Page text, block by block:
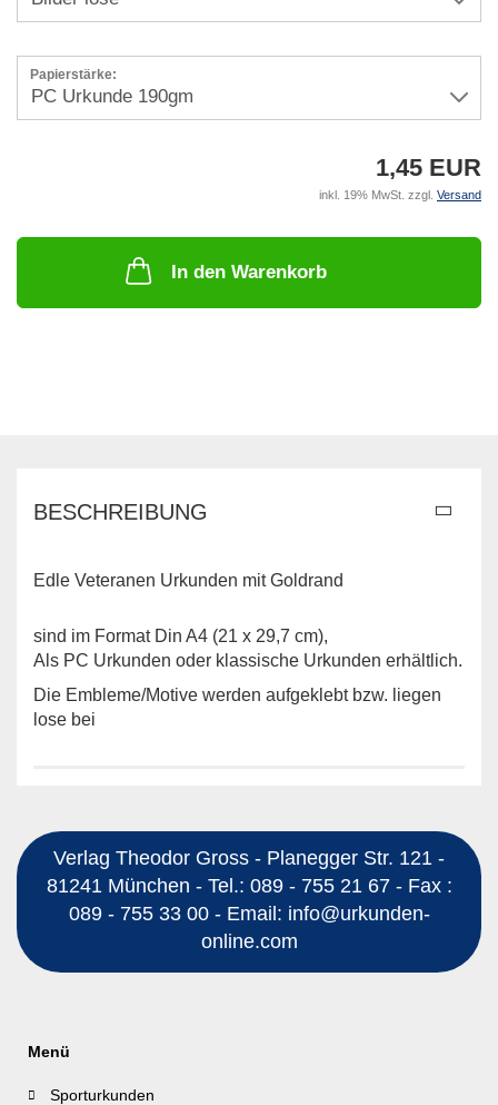
Papierstärke:
1,45 EUR
inkl. 19% MwSt. zzgl. Versand
In den Warenkorb
BESCHREIBUNG
Edle Veteranen Urkunden mit Goldrand
sind im Format Din A4 (21 x 29,7 cm),
Als PC Urkunden oder klassische Urkunden erhältlich.
Die Embleme/Motive werden aufgeklebt bzw. liegen
lose bei
Verlag Theodor Gross - Planegger Str. 121 -
81241 München - Tel.: 089 - 755 21 67 - Fax :
089 - 755 33 00 - Email: info@urkunden-
online.com
Menü
Sporturkunden